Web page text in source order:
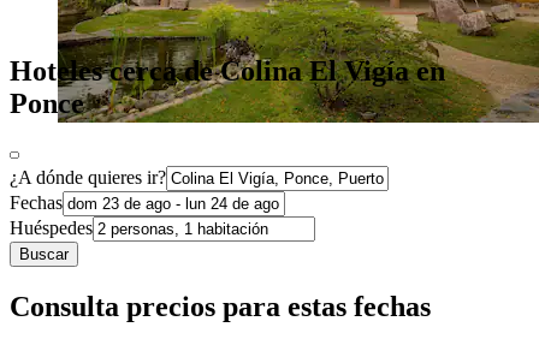
Hoteles cerca de Colina El Vigía en
Ponce
¿A dónde quieres ir?
Fechas
Huéspedes
Buscar
Consulta precios para estas fechas